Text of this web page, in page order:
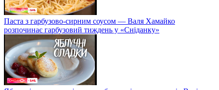
Паста з гарбузово-сирним соусом — Валя Хамайко
розпочинає гарбузовий тиждень у «Сніданку»